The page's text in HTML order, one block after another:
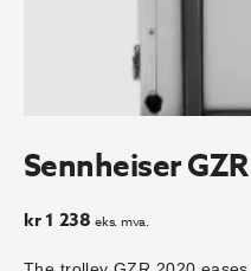
Sennheiser
kr1 238 eks. mva.